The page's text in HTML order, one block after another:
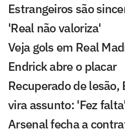
Estrangeiros são
'Real não valoriza'
Veja gols em Real
Endrick abre o placar
Recuperado de lesão,
vira assunto: 'Fez
Arsenal fecha a